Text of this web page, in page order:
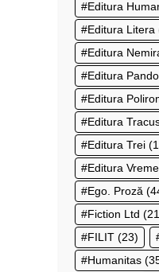
Editura
Editura Litera
Editura
Editura
Editura
Editura
Editura Trei
Editura
Ego. Proză
Fiction Ltd
FILIT (23)
Humanitas